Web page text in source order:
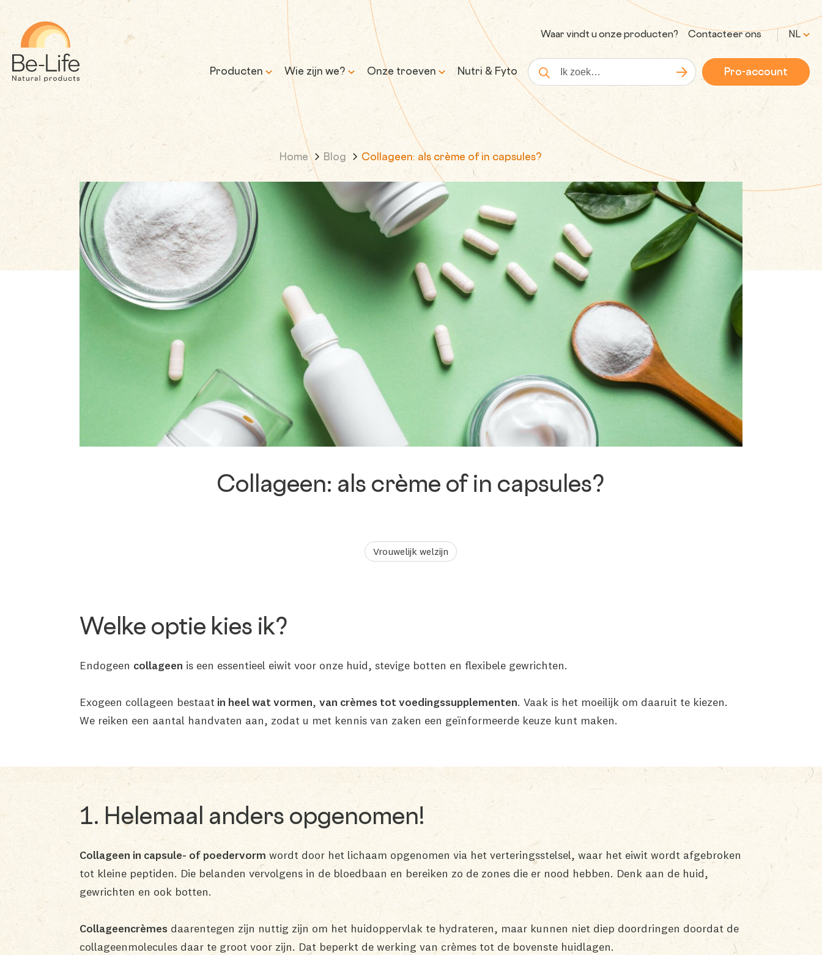
Waar vindt u onze producten? Contacteer ons NL
Producten Wie zijn we?
Ons verhaal
Onze missie en belofte
Onze troeven
Wetenschap & expertise
Transparantie &
verantwoorde formules
Inkoop &
traceerbaarheid
Controle & kwaliteit
Duurzaamheid
B Corp™
Onze keurmerken
Ondersteuning &
Nutri & Fyto
Zoekopdracht Zoeken Pro-account
Home Blog Collageen: als crème of in capsules?
Collageen: als crème of in capsules?
Vrouwelijk welzijn
Welke optie kies ik?
Endogeen collageen is een essentieel eiwit voor onze huid, stevige botten en flexibele gewrichten.
Exogeen collageen bestaat in heel wat vormen,van crèmes tot voedingssupplementen. Vaak is het moeilijk om daaruit te kiezen.
We reiken een aantal handvaten aan, zodat u met kennis van zaken een geïnformeerde keuze kunt maken.
1. Helemaal anders opgenomen!
Collageen in capsule- of poedervorm wordt door het lichaam opgenomen via het verteringsstelsel, waar het eiwit wordt afgebroken
tot kleine peptiden. Die belanden vervolgens in de bloedbaan en bereiken zo de zones die er nood hebben. Denk aan de huid,
gewrichten en ook botten.
Collageencrèmes daarentegen zijn nuttig zijn om het huidoppervlak te hydrateren, maar kunnen niet diep doordringen doordat de
collageenmolecules daar te groot voor zijn. Dat beperkt de werking van crèmes tot de bovenste huidlagen.